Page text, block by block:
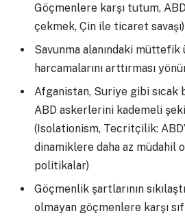
Göçmenlere karşı tutum,
çekmek, Çin ile ticaret savaşı)
Savunma alanındaki
harcamalarını arttırması
Afganistan, Suriye gibi
ABD askerlerini kademeli
(Isolationism, Tecritçilik:
dinamiklere daha az müdahil
politikalar)
Göçmenlik şartlarının
olmayan göçmenlere karşı